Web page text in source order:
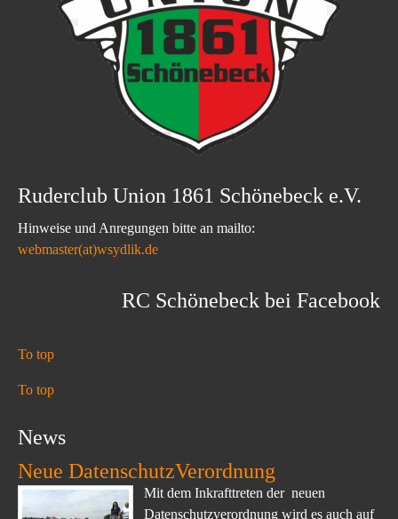
Ruderclub Union 1861 Schönebeck e.V.
Hinweise und Anregungen bitte an mailto:
webmaster(at)wsydlik.de
RC Schönebeck bei Facebook
To top
To top
News
Neue DatenschutzVerordnung
Mit dem Inkrafttreten der neuen
Datenschutzverordnung wird es auch auf